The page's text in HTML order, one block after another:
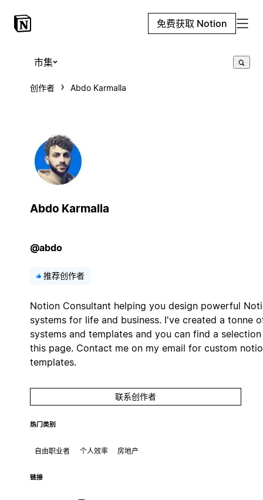
免费获取 Notion
市集
创作者 Abdo Karmalla
Abdo Karmalla
@abdo
推荐创作者
Notion Consultant helping you design powerful
systems for life and business. I've created a tonne
systems and templates and you can find a
this page. Contact me on my email for custom
templates.
联系创作者
热门类别
自由职业者 个人效率 房地产
链接